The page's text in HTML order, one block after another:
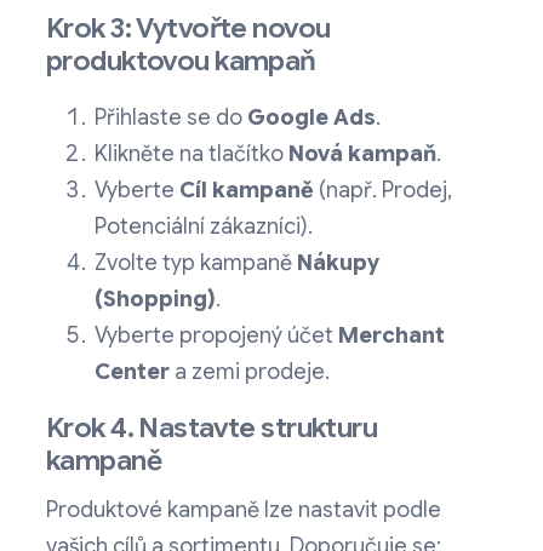
Krok 3: Vytvořte novou
produktovou kampaň
Přihlaste se do Google Ads.
Klikněte na tlačítko Nová kampaň.
Vyberte Cíl kampaně (např. Prodej,
Potenciální zákazníci).
Zvolte typ kampaně Nákupy
(Shopping).
Vyberte propojený účet Merchant
Center a zemi prodeje.
Krok 4. Nastavte strukturu
kampaně
Produktové kampaně lze nastavit podle